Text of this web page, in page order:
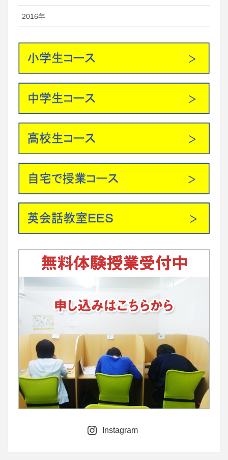
2016年
Instagram